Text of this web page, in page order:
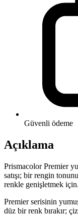
Güvenli ödeme
Açıklama
Prismacolor Premier
satışı; bir rengin
renkle genişletmek için.
Premier serisinin
düz bir renk bırakır;